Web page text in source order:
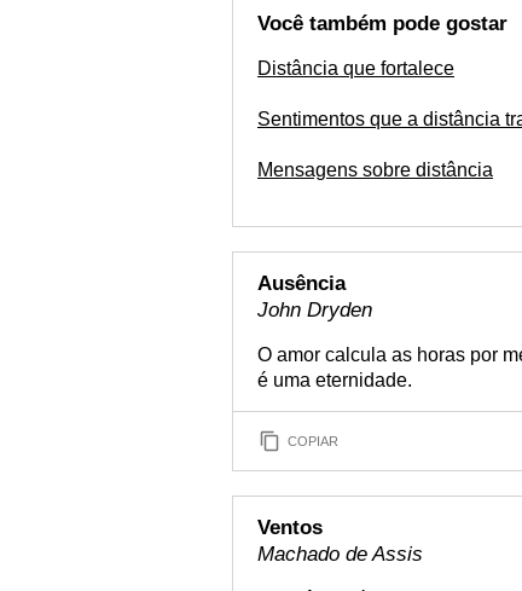
Você também pode gostar
Distância que fortalece
Sentimentos que a distância
Mensagens sobre distância
Ausência
John Dryden
O amor calcula as horas por
é uma eternidade.
COPIAR
Ventos
Machado de Assis